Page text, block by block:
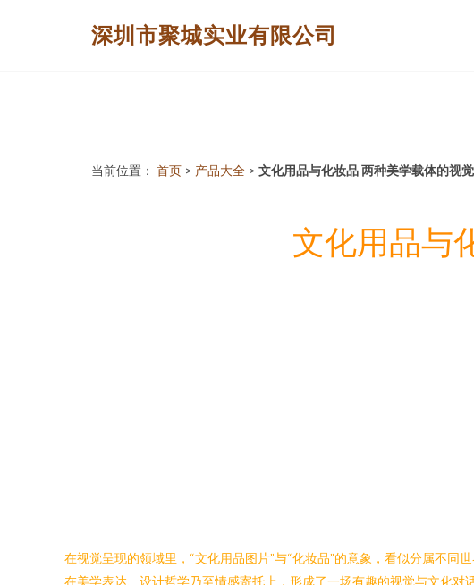
深圳市聚城实业有限公司
当前位置： 首页 > 产品大全 > 文化用品与化妆品 两种美学载体的视
文化用品与
在视觉呈现的领域里，“文化用品图片”与“化妆品”的意象，看似分属不
在美学表达、设计哲学乃至情感寄托上，形成了一场有趣的视觉与文化对话